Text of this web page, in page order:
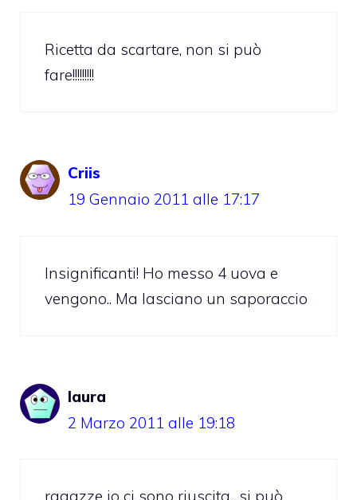
Ricetta da scartare, non si può
fare!!!!!!!!!
Criis
19 Gennaio 2011 alle 17:17
Insignificanti! Ho messo 4 uova e
vengono.. Ma lasciano un saporaccio
laura
2 Marzo 2011 alle 19:18